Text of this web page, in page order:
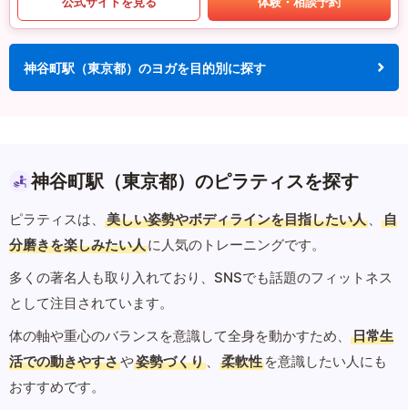
神谷町駅（東京都）のヨガを目的別に探す
神谷町駅（東京都）のピラティスを探す
ピラティスは、 美しい姿勢やボディラインを目指したい人 、
自
分磨きを楽しみたい人に人気のトレーニングです。
多くの著名人も取り入れており、SNSでも話題のフィットネス
として注目されています。
体の軸や重心のバランスを意識して全身を動かすため、
日常生
活での動きやすさや姿勢づくり 、 柔軟性 を意識したい人にも
おすすめです。